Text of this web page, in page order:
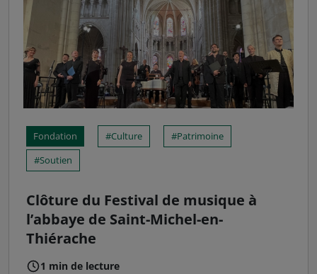
Fondation Culture
Patrimoine
Soutien
Clôture du Festival de musique à
l’abbaye de Saint-Michel-en-
Thiérache
1 min de lecture